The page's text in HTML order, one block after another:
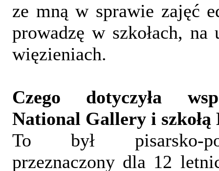
ze mną w sprawie zajęć
prowadzę w szkołach,
więzieniach.
Czego dotyczyła
National Gallery i
To był pisarsko-
przeznaczony dla 12